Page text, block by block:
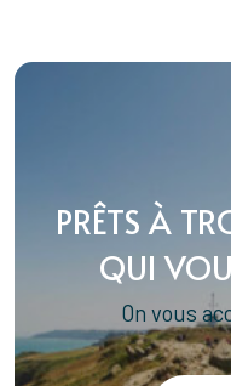
PRÊTS À
QUI
On vous